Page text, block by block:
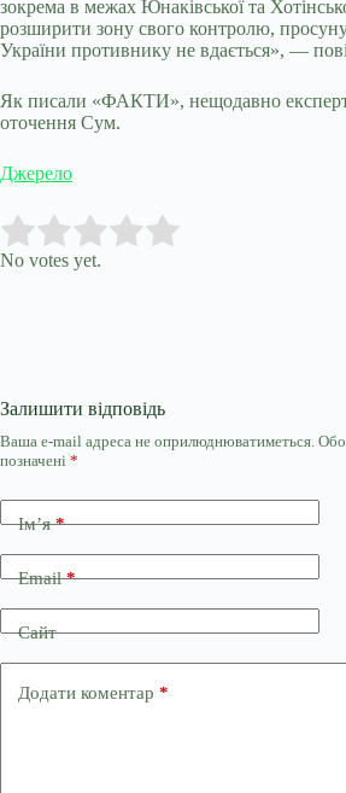
зокрема в межах Юнаківської та
розширити зону свого контролю,
України противнику не вдається», —
Як писали «ФАКТИ», нещодавно
оточення Сум.
Джерело
Rate this item:
No votes yet.
Залишити відповідь
Ваша e-mail адреса не оприлюднюватиметься.
позначені *
Ім’я*
Email*
Сайт
Додати коментар *